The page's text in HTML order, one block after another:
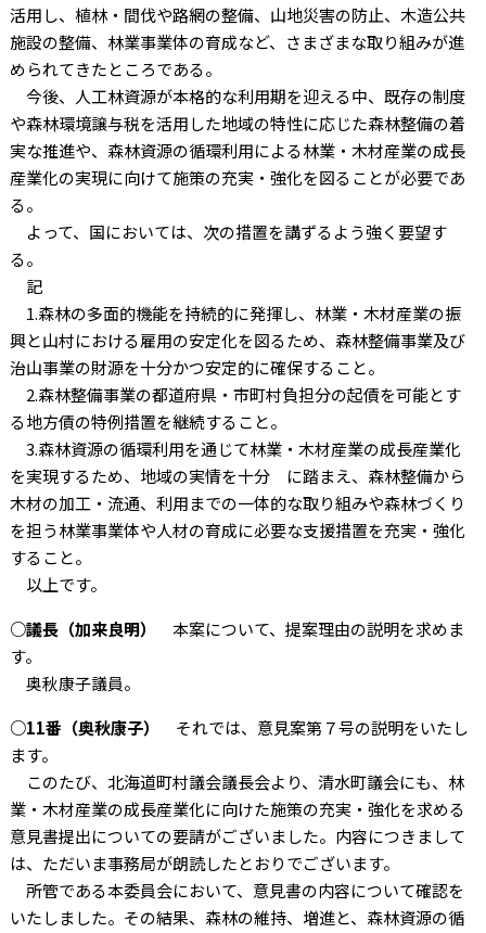
活用し、植林・間伐や路網の整備、山地災害の防止、木造公共
施設の整備、林業事業体の育成など、さまざまな取り組みが進
められてきたところである。
今後、人工林資源が本格的な利用期を迎える中、既存の制度
や森林環境譲与税を活用した地域の特性に応じた森林整備の着
実な推進や、森林資源の循環利用による林業・木材産業の成長
産業化の実現に向けて施策の充実・強化を図ることが必要であ
る。
よって、国においては、次の措置を講ずるよう強く要望す
る。
記
1.森林の多面的機能を持続的に発揮し、林業・木材産業の振
興と山村における雇用の安定化を図るため、森林整備事業及び
治山事業の財源を十分かつ安定的に確保すること。
2.森林整備事業の都道府県・市町村負担分の起債を可能とす
る地方債の特例措置を継続すること。
3.森林資源の循環利用を通じて林業・木材産業の成長産業化
を実現するため、地域の実情を十分 に踏まえ、森林整備から
木材の加工・流通、利用までの一体的な取り組みや森林づくり
を担う林業事業体や人材の育成に必要な支援措置を充実・強化
すること。
以上です。
○議長（加来良明）
本案について、提案理由の説明を求めま
す。
奥秋康子議員。
○11番（奥秋康子）
それでは、意見案第７号の説明をいたし
ます。
このたび、北海道町村議会議長会より、清水町議会にも、林
業・木材産業の成長産業化に向けた施策の充実・強化を求める
意見書提出についての要請がございました。内容につきまして
は、ただいま事務局が朗読したとおりでございます。
所管である本委員会において、意見書の内容について確認を
いたしました。その結果、森林の維持、増進と、森林資源の循